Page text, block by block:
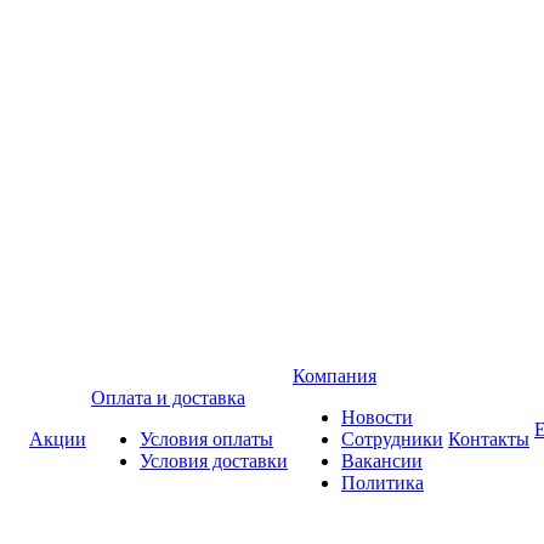
Акции
Оплата и доставка
Условия оплаты
Условия доставки
Компания
Новости
Сотрудники
Вакансии
Политика
Контакты